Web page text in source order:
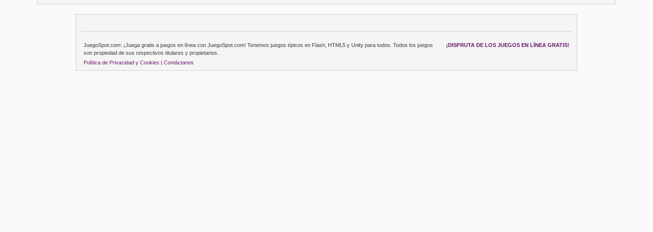
¡DISFRUTA DE LOS JUEGOS EN LÍNEA GRATIS!
JuegoSpot.com: ¡Juega gratis a juegos en línea con JuegoSpot.com! Tenemos juegos épicos en Flash, HTML5 y Unity para todos. Todos los juegos
son propiedad de sus respectivos titulares y propietarios.
Política de Privacidad y Cookies | Contáctanos